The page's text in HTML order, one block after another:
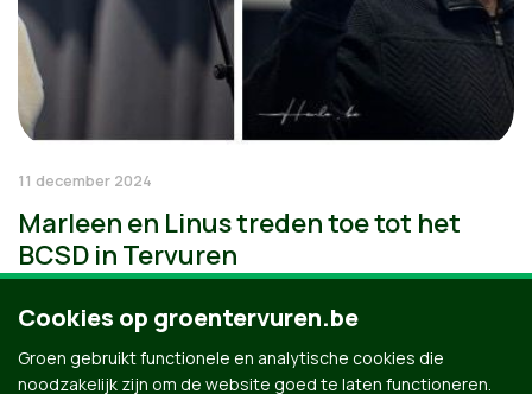
11 december 2024
Marleen en Linus treden toe tot het
BCSD in Tervuren
Cookies op groentervuren.be
Groen gebruikt functionele en analytische cookies die
noodzakelijk zijn om de website goed te laten functioneren.